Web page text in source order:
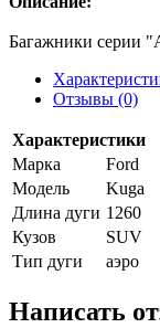
Багажники серии
Отзывы (0)
Характеристики
Марка
Ford
Модель
Kuga
Длина дуги 1260
Кузов
SUV
Тип дуги
аэро
Написать